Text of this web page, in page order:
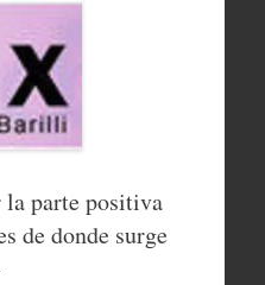
la parte positiva
de donde surge